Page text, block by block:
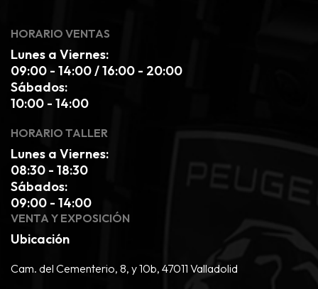
HORARIO VENTAS
Lunes a Viernes:
09:00 - 14:00 / 16:00 - 20:00
Sábados:
10:00 - 14:00
HORARIO TALLER
Lunes a Viernes:
08:30 - 18:30
Sábados:
09:00 - 14:00
VENTA Y EXPOSICIÓN
Ubicación
Cam. del Cementerio, 8, y 10b, 47011 Valladolid